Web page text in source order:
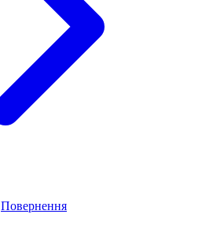
Повернення